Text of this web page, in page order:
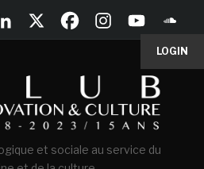
LOGIN
et sociale au service du